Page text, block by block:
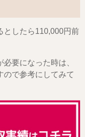
としたら110,000円前
要になった時は、
ので参考にしてみて